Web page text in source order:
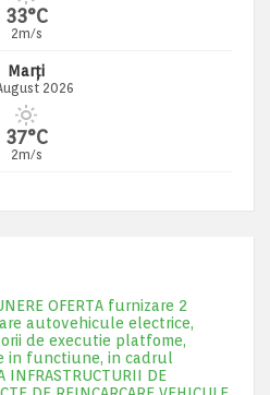
33°C
2m/s
Marți
2026
37°C
2m/s
OFERTA furnizare 2
autovehicule electrice,
de executie platfome,
in functiune, in cadrul
INFRASTRUCTURII DE